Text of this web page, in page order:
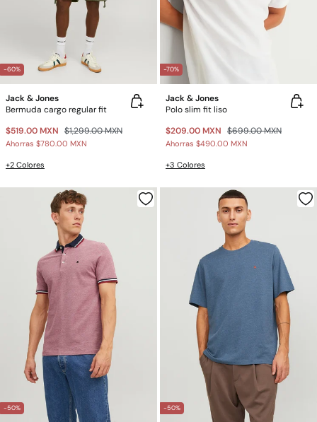
-60%
Jack & Jones
Bermuda cargo regular fit
$519.00 MXN $1,299.00 MXN
Ahorras $780.00 MXN
+2 Colores
-70%
Jack & Jones
Polo slim fit liso
$209.00 MXN $699.00 MXN
Ahorras $490.00 MXN
+3 Colores
-50% -50%